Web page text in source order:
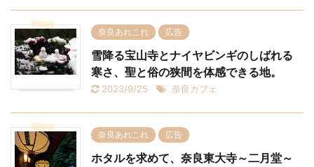
奈良あれこれ 広告
雪降る宝山寺とナイヤビンギのしばれる
寒さ、聖と俗の狭間を体感できる地。
2023/9/25 奈良カフェ
奈良あれこれ 広告
ホタルを求めて、奈良東大寺～二月堂～